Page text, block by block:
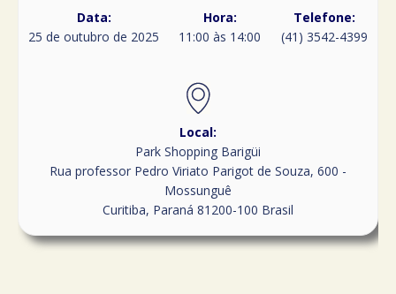
Data:
25 de outubro de 2025
Hora:
11:00 às 14:00
Telefone:
(41) 3542-4399
Local:
Park Shopping Barigüi
Rua professor Pedro Viriato Parigot de Souza, 600 -
Mossunguê
Curitiba, Paraná 81200-100 Brasil